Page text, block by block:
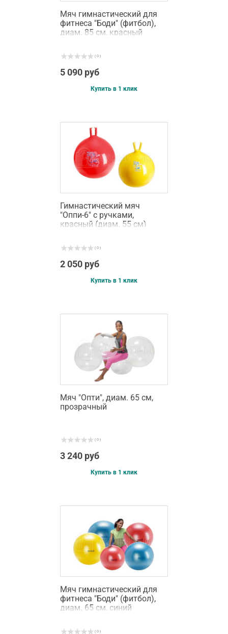
Мяч гимнастический для
фитнеса "Боди" (фитбол),
диам. 85 см, красный
( 0 )
5 090 руб
Купить в 1 клик
Гимнастический мяч
"Оппи-6" с ручками,
красный (диам. 55 см)
( 0 )
2 050 руб
Купить в 1 клик
Мяч "Опти", диам. 65 см,
прозрачный
( 0 )
3 240 руб
Купить в 1 клик
Мяч гимнастический для
фитнеса "Боди" (фитбол),
диам. 65 см, синий
( 0 )